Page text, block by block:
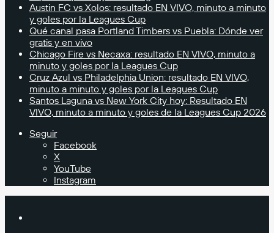
Austin FC vs Xolos: resultado EN VIVO, minuto a minuto
y goles por la Leagues Cup
Qué canal pasa Portland Timbers vs Puebla: Dónde ver
gratis y en vivo
Chicago Fire vs Necaxa: resultado EN VIVO, minuto a
minuto y goles por la Leagues Cup
Cruz Azul vs Philadelphia Union: resultado EN VIVO,
minuto a minuto y goles por la Leagues Cup
Santos Laguna vs New York City hoy: Resultado EN
VIVO, minuto a minuto y goles de la Leagues Cup 2026
Seguir
Facebook
X
YouTube
Instagram